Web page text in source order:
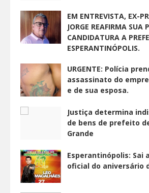
EM ENTREVISTA, EX-
JORGE REAFIRMA SUA
CANDIDATURA A
ESPERANTINÓPOLIS.
URGENTE: Polícia
assassinato do
e de sua esposa.
Justiça determina
de bens de prefeito
Grande
Esperantinópolis: Sai
oficial do aniversário